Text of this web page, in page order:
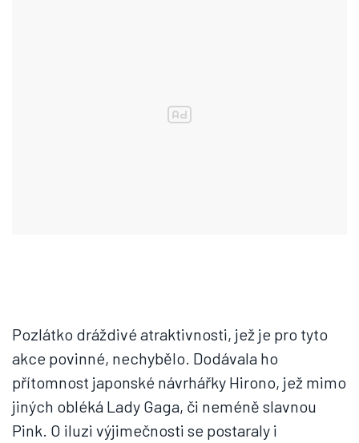
Pozlátko dráždivé atraktivnosti, jež je pro tyto
akce povinné, nechybělo. Dodávala ho
přítomnost japonské návrhářky Hirono, jež mimo
jiných obléká Lady Gaga, či neméně slavnou
Pink. O iluzi výjimečnosti se postaraly i